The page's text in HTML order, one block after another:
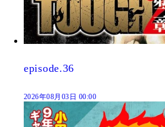
episode.36
2026年08月03日 00:00